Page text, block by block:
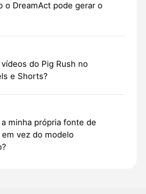
o DreamAct pode gerar o
do Pig Rush no
e Shorts?
minha própria fonte de
vez do modelo